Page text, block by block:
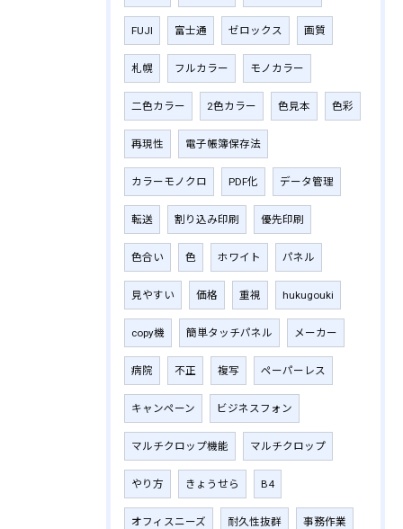
FUJI 富士通 ゼロックス 画質
札幌 フルカラー モノカラー
二色カラー 2色カラー 色見本 色彩
再現性 電子帳簿保存法
カラーモノクロ PDF化 データ管理
転送 割り込み印刷 優先印刷
色合い 色 ホワイト パネル
見やすい 価格 重視 hukugouki
copy機 簡単タッチパネル メーカー
病院 不正 複写 ペーパーレス
キャンペーン ビジネスフォン
マルチクロップ機能 マルチクロップ
やり方 きょうせら B4
オフィスニーズ 耐久性抜群 事務作業